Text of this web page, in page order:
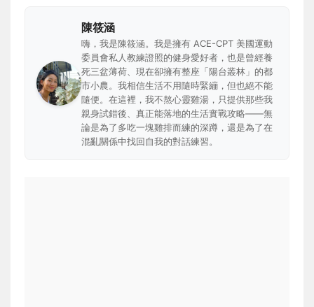
陳筱涵
嗨，我是陳筱涵。我是擁有 ACE-CPT 美國運動
委員會私人教練證照的健身愛好者，也是曾經養
死三盆薄荷、現在卻擁有整座「陽台叢林」的都
市小農。我相信生活不用隨時緊繃，但也絕不能
隨便。在這裡，我不熬心靈雞湯，只提供那些我
親身試錯後、真正能落地的生活實戰攻略——無
論是為了多吃一塊雞排而練的深蹲，還是為了在
混亂關係中找回自我的對話練習。